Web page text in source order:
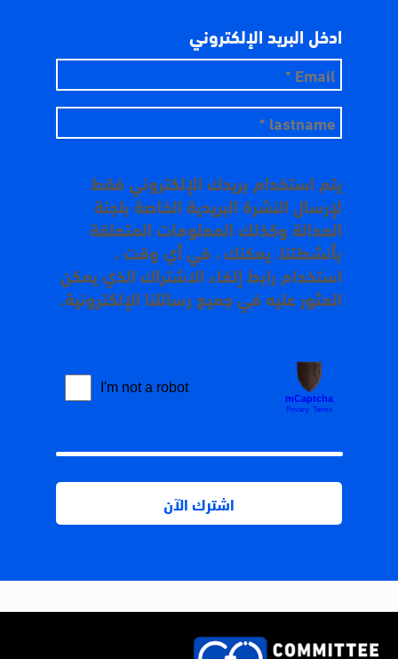
ادخل البريد الإلكتروني
يتم استخدام بريدك الإلكتروني فقط
لإرسال النشرة البريدية الخاصة بلجنة
العدالة وكذلك المعلومات المتعلقة
بأنشطتنا. يمكنك ، في أي وقت ،
استخدام رابط إلغاء الاشتراك الذي يمكن
العثور عليه في جميع رسائلنا الإلكترونية.